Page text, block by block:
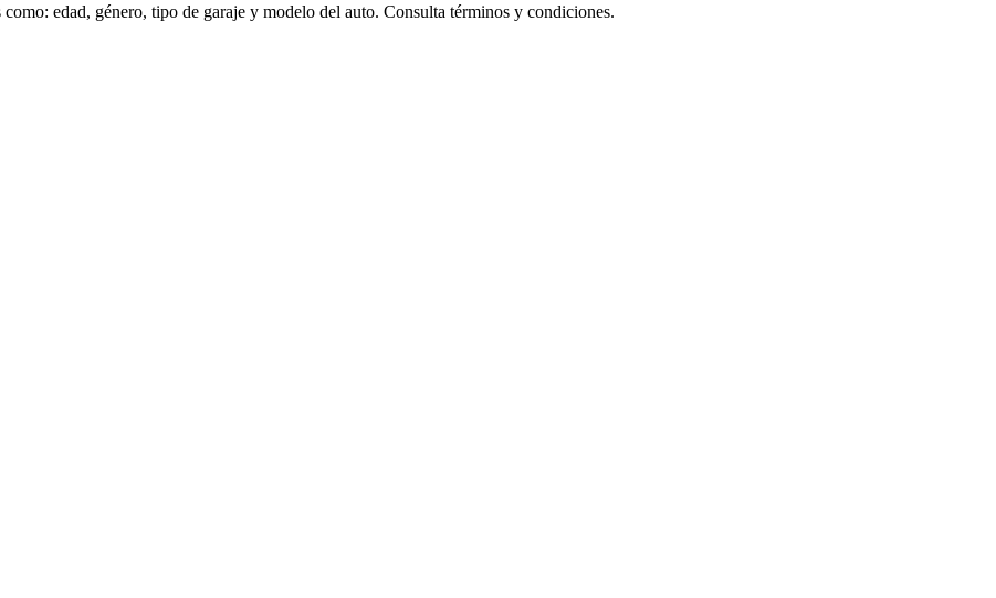
edad, género, tipo de garaje y modelo del auto. Consulta términos y condiciones.